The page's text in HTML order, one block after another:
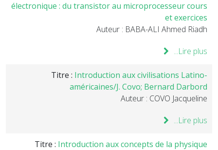
électronique : du transistor au microprocesseur cours
et exercices
Auteur : BABA-ALI Ahmed Riadh
Lire plus...
Titre : Introduction aux civilisations Latino-
américaines/J. Covo; Bernard Darbord
Auteur : COVO Jacqueline
Lire plus...
Titre : Introduction aux concepts de la physique